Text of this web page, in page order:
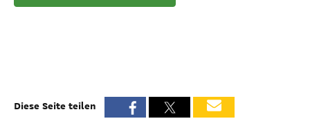
Diese Seite teilen